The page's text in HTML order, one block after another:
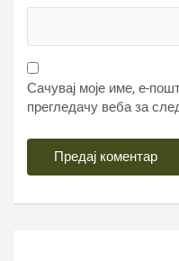
Сачувај моје име, е-
прегледачу веба за